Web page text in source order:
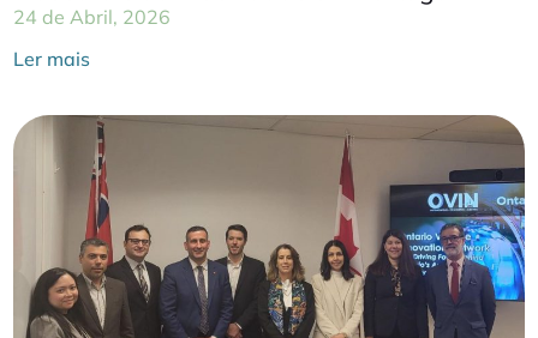
24 de Abril, 2026
Ler mais